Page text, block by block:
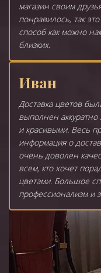
магазин своим
понравилось, так
способ как можно
близких.
Иван
Доставка цветов
выполнен
и красивыми. Весь
информация о
очень доволен
всем, кто хочет
цветами. Большое
профессионализм и